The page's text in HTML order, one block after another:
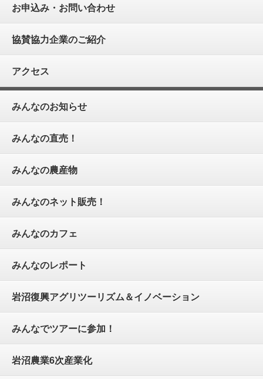
お申込み・お問い合わせ
協賛協力企業のご紹介
アクセス
みんなのお知らせ
みんなの直売！
みんなの農産物
みんなのネット販売！
みんなのカフェ
みんなのレポート
岩沼復興アグリツーリズム＆イノベーション
みんなでツアーに参加！
岩沼農業6次産業化